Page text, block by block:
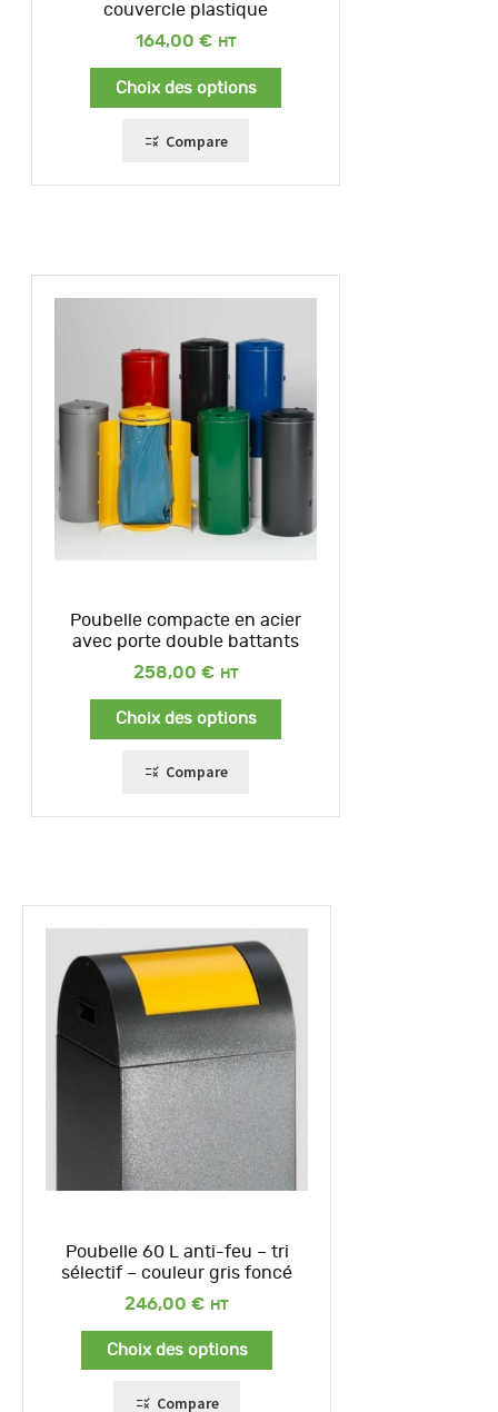
couvercle plastique
164,00 €
Choix des options
Compare
Poubelle compacte en acier
avec porte double battants
258,00 €
Choix des options
Compare
Poubelle 60 L anti-feu – tri
sélectif – couleur gris foncé
246,00 €
Choix des options
Compare